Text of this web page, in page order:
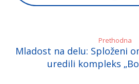
Prethodna
Mladost na delu: Sploženi
uredili kompleks